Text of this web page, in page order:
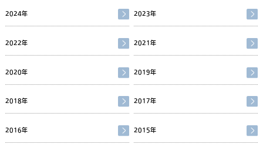
2024年 2023年
2022年 2021年
2020年 2019年
2018年 2017年
2016年 2015年